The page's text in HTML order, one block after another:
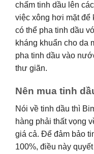
chấm tinh dầu lên
việc xông hơi mặt để
có thể pha tinh dầu
kháng khuẩn cho da
pha tinh dầu vào
thư giãn.
Nên mua tinh
Nói về tinh dầu thì
hàng phải thất vọng
giá cả. Để đảm bảo
100%, điều này